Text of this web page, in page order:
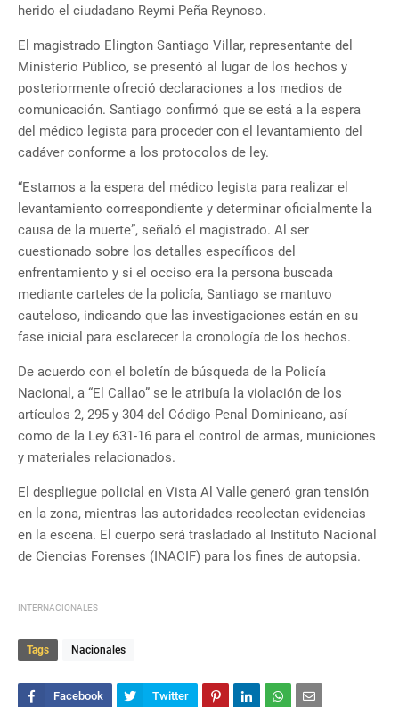
herido el ciudadano Reymi Peña Reynoso.
El magistrado Elington Santiago Villar, representante del
Ministerio Público, se presentó al lugar de los hechos y
posteriormente ofreció declaraciones a los medios de
comunicación. Santiago confirmó que se está a la espera
del médico legista para proceder con el levantamiento del
cadáver conforme a los protocolos de ley.
“Estamos a la espera del médico legista para realizar el
levantamiento correspondiente y determinar oficialmente la
causa de la muerte”, señaló el magistrado. Al ser
cuestionado sobre los detalles específicos del
enfrentamiento y si el occiso era la persona buscada
mediante carteles de la policía, Santiago se mantuvo
cauteloso, indicando que las investigaciones están en su
fase inicial para esclarecer la cronología de los hechos.
De acuerdo con el boletín de búsqueda de la Policía
Nacional, a “El Callao” se le atribuía la violación de los
artículos 2, 295 y 304 del Código Penal Dominicano, así
como de la Ley 631-16 para el control de armas, municiones
y materiales relacionados.
El despliegue policial en Vista Al Valle generó gran tensión
en la zona, mientras las autoridades recolectan evidencias
en la escena. El cuerpo será trasladado al Instituto Nacional
de Ciencias Forenses (INACIF) para los fines de autopsia.
INTERNACIONALES
Tags Nacionales